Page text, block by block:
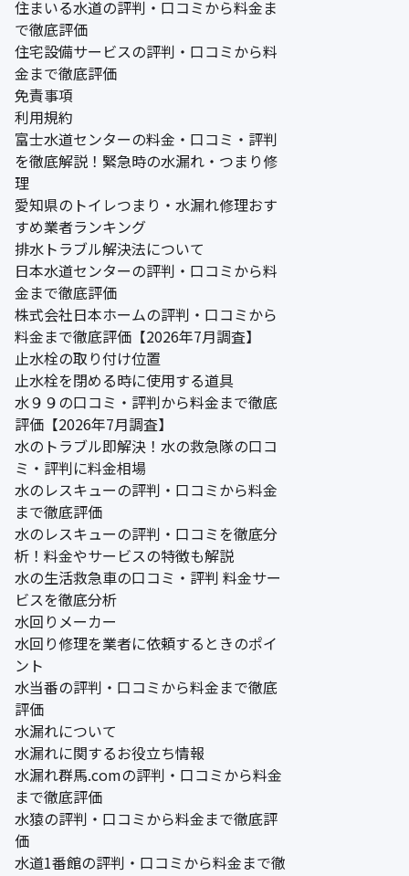
住まいる水道の評判・口コミから料金ま
で徹底評価
住宅設備サービスの評判・口コミから料
金まで徹底評価
免責事項
利用規約
富士水道センターの料金・口コミ・評判
を徹底解説！緊急時の水漏れ・つまり修
理
愛知県のトイレつまり・水漏れ修理おす
すめ業者ランキング
排水トラブル解決法について
日本水道センターの評判・口コミから料
金まで徹底評価
株式会社日本ホームの評判・口コミから
料金まで徹底評価【2026年7月調査】
止水栓の取り付け位置
止水栓を閉める時に使用する道具
水９９の口コミ・評判から料金まで徹底
評価【2026年7月調査】
水のトラブル即解決！水の救急隊の口コ
ミ・評判に料金相場
水のレスキューの評判・口コミから料金
まで徹底評価
水のレスキューの評判・口コミを徹底分
析！料金やサービスの特徴も解説
水の生活救急車の口コミ・評判 料金サー
ビスを徹底分析
水回りメーカー
水回り修理を業者に依頼するときのポイ
ント
水当番の評判・口コミから料金まで徹底
評価
水漏れについて
水漏れに関するお役立ち情報
水漏れ群馬.comの評判・口コミから料金
まで徹底評価
水猿の評判・口コミから料金まで徹底評
価
水道1番館の評判・口コミから料金まで徹